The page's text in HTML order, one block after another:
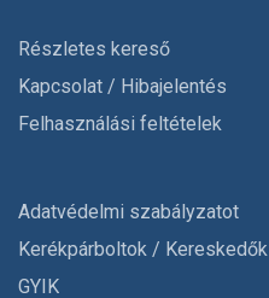
Részletes kereső
Kapcsolat / Hibajelentés
Felhasználási feltételek
Adatvédelmi szabályzatot
Kerékpárboltok / Kereskedők
GYIK